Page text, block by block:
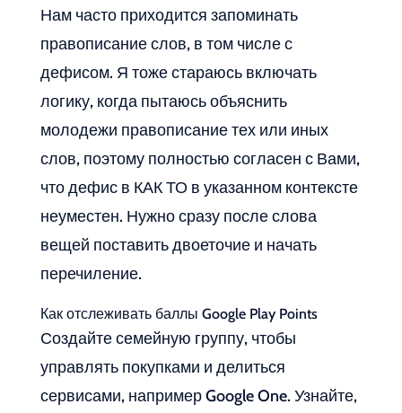
Нам часто приходится запоминать
правописание слов, в том числе с
дефисом. Я тоже стараюсь включать
логику, когда пытаюсь объяснить
молодежи правописание тех или иных
слов, поэтому полностью согласен с Вами,
что дефис в КАК ТО в указанном контексте
неуместен. Нужно сразу после слова
вещей поставить двоеточие и начать
перечиление.
Как отслеживать баллы Google Play Points
Создайте семейную группу, чтобы
управлять покупками и делиться
сервисами, например Google One. Узнайте,